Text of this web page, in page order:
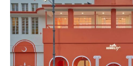
GIÁO DỤC
KỲ NGHỈ & ĐIỂM ĐẾN
QUÀ TẶNG & SỰ KIỆN